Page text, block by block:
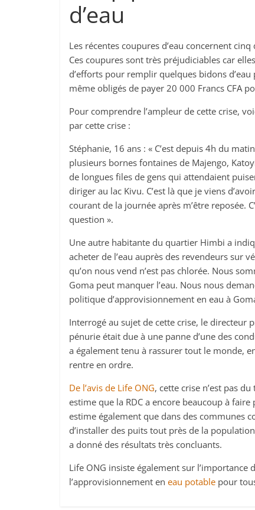
d’eau
Les récentes coupures d’eau concernent
Ces coupures sont très préjudiciables car
d’efforts pour remplir quelques bidons
même obligés de payer 20 000 Francs CFA
Pour comprendre l’ampleur de cette crise,
par cette crise :
Stéphanie, 16 ans : « C’est depuis 4h du
plusieurs bornes fontaines de Majengo,
de longues files de gens qui attendaient
diriger au lac Kivu. C’est là que je viens
courant de la journée après m’être reposée.
question ».
Une autre habitante du quartier Himbi a
acheter de l’eau auprès des revendeurs sur
qu’on nous vend n’est pas chlorée. Nous
Goma peut manquer l’eau. Nous nous
politique d’approvisionnement en eau à
Interrogé au sujet de cette crise, le directeur
pénurie était due à une panne d’une des
a également tenu à rassurer tout le monde,
rentre en ordre.
De l’avis de Life ONG, cette crise n’est pas
estime que la RDC a encore beaucoup à
estime également que dans des communes
d’installer des puits tout près de la
a donné des résultats très concluants.
Life ONG insiste également sur
l’approvisionnement en eau potable pour